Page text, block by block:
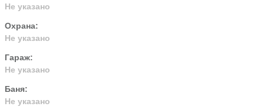
Не указано
Охрана:
Не указано
Гараж:
Не указано
Баня:
Не указано